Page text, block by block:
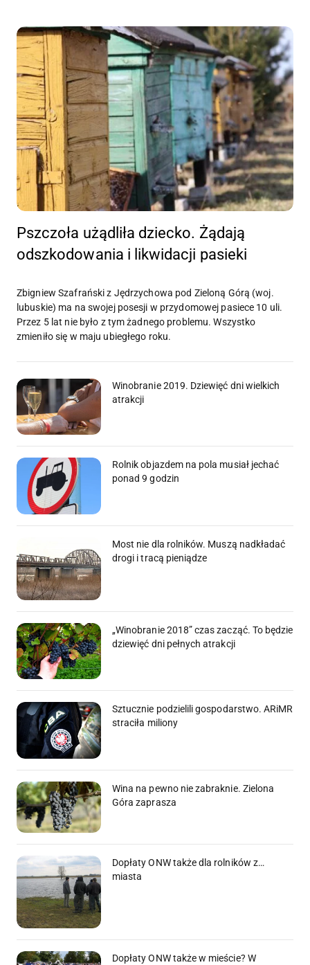
Pszczoła użądliła dziecko. Żądają
odszkodowania i likwidacji pasieki
Zbigniew Szafrański z Jędrzychowa pod Zieloną Górą (woj.
lubuskie) ma na swojej posesji w przydomowej pasiece 10 uli.
Przez 5 lat nie było z tym żadnego problemu. Wszystko
zmieniło się w maju ubiegłego roku.
Winobranie 2019. Dziewięć dni wielkich
atrakcji
Rolnik objazdem na pola musiał jechać
ponad 9 godzin
Most nie dla rolników. Muszą nadkładać
drogi i tracą pieniądze
„Winobranie 2018” czas zacząć. To będzie
dziewięć dni pełnych atrakcji
Sztucznie podzielili gospodarstwo. ARiMR
straciła miliony
Wina na pewno nie zabraknie. Zielona
Góra zaprasza
Dopłaty ONW także dla rolników z…
miasta
Dopłaty ONW także w mieście? W